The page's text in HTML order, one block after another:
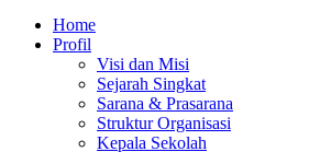
Home
Profil
Visi dan Misi
Sejarah Singkat
Sarana & Prasarana
Struktur Organisasi
Kepala Sekolah